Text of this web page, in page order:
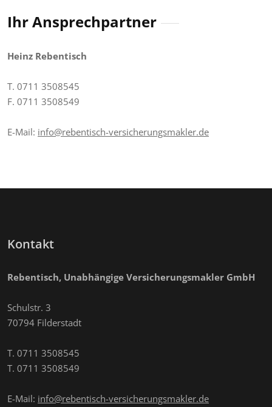
Ihr Ansprechpartner
Heinz Rebentisch
T. 0711 3508545
F. 0711 3508549
E-Mail: info@rebentisch-versicherungsmakler.de
Kontakt
Rebentisch, Unabhängige Versicherungsmakler GmbH
Schulstr. 3
70794 Filderstadt
T. 0711 3508545
T. 0711 3508549
E-Mail: info@rebentisch-versicherungsmakler.de